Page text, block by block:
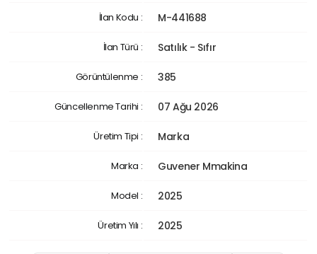
İlan Kodu : M-441688
İlan Türü : Satılık - Sıfır
Görüntülenme : 385
Güncellenme Tarihi : 07 Ağu 2026
Üretim Tipi : Marka
Marka : Guvener Mmakina
Model : 2025
Üretim Yılı : 2025